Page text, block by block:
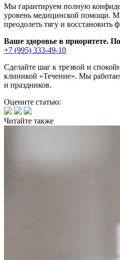
Мы гарантируем полную
уровень медицинской помощи.
преодолеть тягу и восстановить
Ваше здоровье в приоритете.
+7 (995) 333-49-10
Сделайте шаг к трезвой и
клиникой «Течение». Мы
и праздников.
Оцените статью:
Читайте также